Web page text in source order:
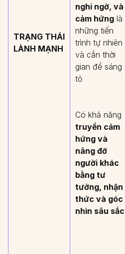
TRẠNG THÁI
LÀNH MẠNH
nghi ngờ, và
cảm hứng là
những tiến
trình tự nhiên
và cần thời
gian để sáng
tỏ
Có khả năng
truyền cảm
hứng và
nâng đỡ
người khác
bằng tư
tưởng, nhận
thức và góc
nhìn sâu sắc